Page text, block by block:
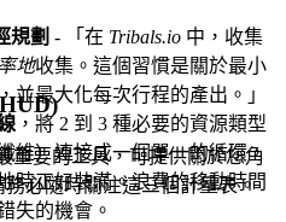
重要的工具，可提供關於您角
必隨時關注這三個計量表。
規劃 - 「在 Tribals.io 中，收集
地收集。這個習慣是關於最小
並最大化每次行程的產出。」
，將 2 到 3 種必要的資源類型
維）連接成一個單一的循環，
時正好裝滿。浪費的移動時間
失的機會。